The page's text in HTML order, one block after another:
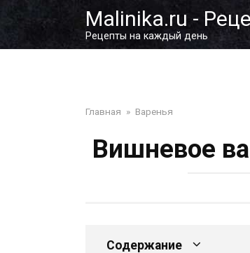
Malinika.ru -
Рецепты на каждый день
Главная » Варенья
Вишневое
Содержание